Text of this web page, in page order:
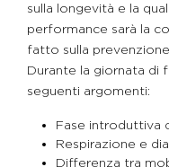
sulla longevità e la
performance sarà la
fatto sulla
Durante la giornata di
seguenti argomenti:
Fase introduttiva
Respirazione e
Differenza tra